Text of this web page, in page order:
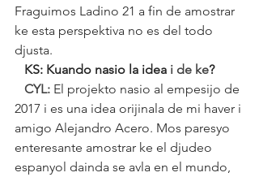
Fraguimos Ladino 21 a fin de amostrar
ke esta perspektiva no es del todo
djusta.
   KS: Kuando nasio la idea
i de ke?
   CYL:
El projekto nasio al empesijo de
2017 i es una idea orijinala de mi haver i
amigo Alejandro Acero. Mos paresyo
enteresante amostrar ke el djudeo
espanyol dainda se avla en el mundo,